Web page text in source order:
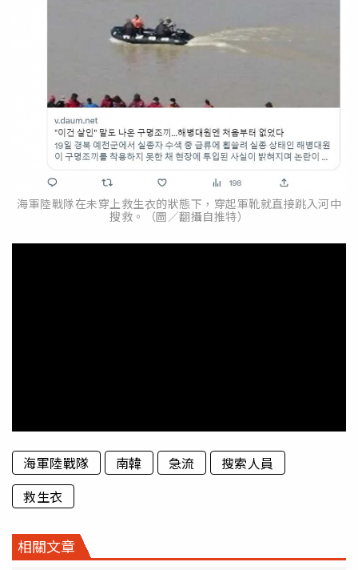
海軍陸戰隊在未穿上救生衣的狀態下，穿起軍靴就直接跳入河中
搜救。（圖／翻攝自推特）
海軍陸戰隊 南韓 急流
搜索人員
救生衣
相關文章